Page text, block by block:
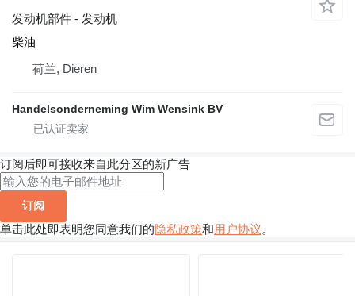
发动机部件 - 发动机
柴油
荷兰, Dieren
Handelsonderneming Wim Wensink BV
订阅后即可接收来自此分区的新广告
订阅
单击此处即表明您同意我们的隐私政策和用户协议。